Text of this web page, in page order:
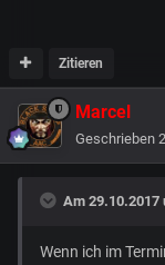
Zitieren
Marcel
Geschrieben
Am 29.10.2017
Wenn ich im